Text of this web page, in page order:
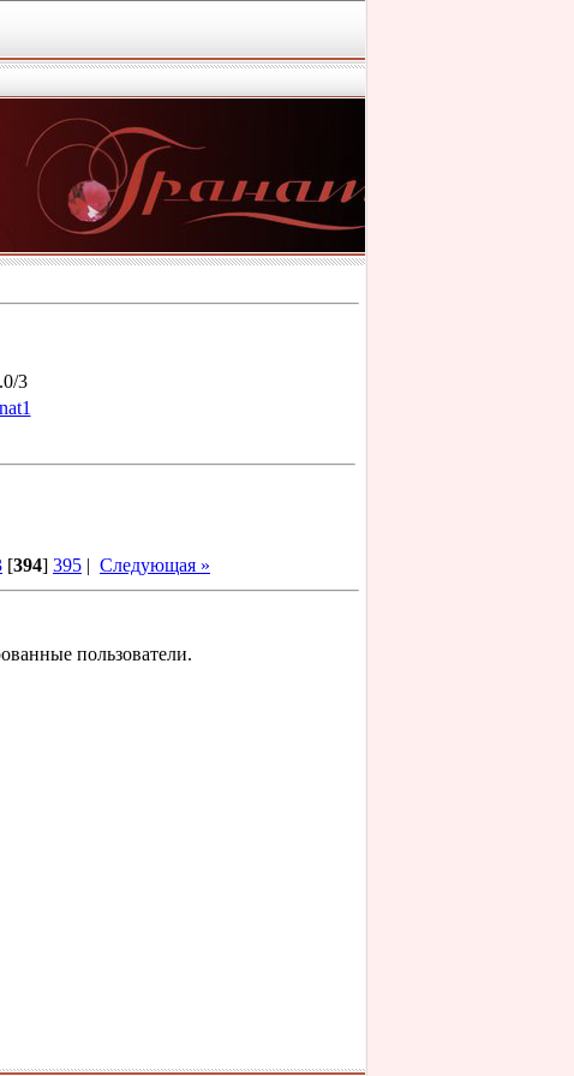
3
[394] 395 | Следующая »
пользователи.